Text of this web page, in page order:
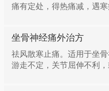
痛有定处，得热痛减，遇
坐骨神经痛外治方
祛风散寒止痛。适用于坐
游走不定，关节屈伸不利